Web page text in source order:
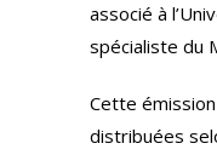
associé à
spécialiste du
Cette
distribuées